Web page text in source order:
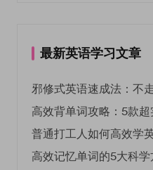
最新英语学习文章
邪修式英语速成法：不
高效背单词攻略：5款
高效记忆单词的5大科